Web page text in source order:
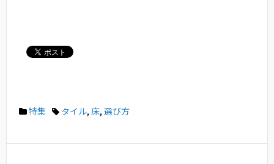
特集 タイル, 床, 選び方